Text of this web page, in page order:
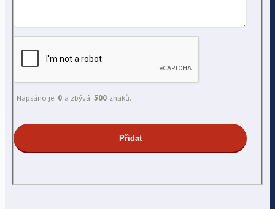
Napsáno je 0 a zbývá 500 znaků.